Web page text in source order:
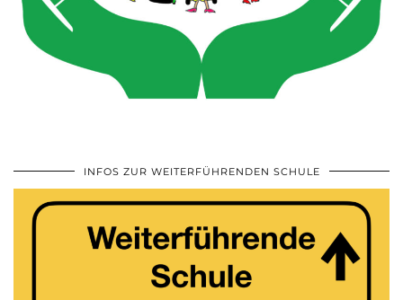
INFOS ZUR WEITERFÜHRENDEN SCHULE